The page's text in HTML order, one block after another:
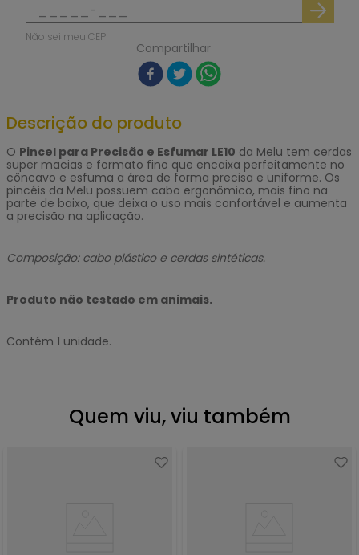
Não sei meu CEP
Compartilhar
Descrição do produto
O Pincel para Precisão e Esfumar LE10 da Melu tem cerdas
super macias e formato fino que encaixa perfeitamente no
côncavo e esfuma a área de forma precisa e uniforme. Os
pincéis da Melu possuem cabo ergonômico, mais fino na
parte de baixo, que deixa o uso mais confortável e aumenta
a precisão na aplicação.
Composição: cabo plástico e cerdas sintéticas.
Produto não testado em animais.
Contém 1 unidade.
Quem viu, viu também